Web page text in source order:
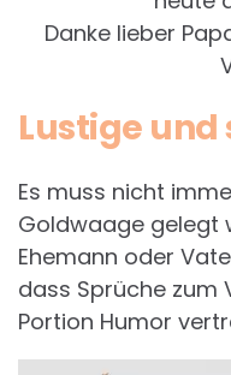
Danke lieber
Lustige und
Es muss nicht
Goldwaage gelegt
Ehemann oder
dass Sprüche
Portion Humor